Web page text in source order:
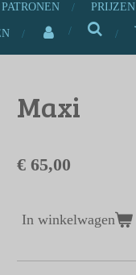
PRIJZEN
Maxi
€ 65,00
In winkelwagen